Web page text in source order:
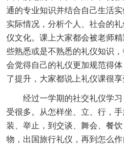
通的专业知识并结合自己生活
实际情况，分析个人、社会的
仪文化。课上大家都会被老师
些熟悉或是不熟悉的礼仪知识
会觉得自己的礼仪更加规范得
了提升，大家都说上礼仪课很享
经过一学期的社交礼仪学
受很多。从怎样坐、立、行，
装、举止，到交谈、舞会、餐
物，出国旅行礼仪，再到怎么